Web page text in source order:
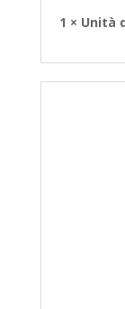
1 × Unità